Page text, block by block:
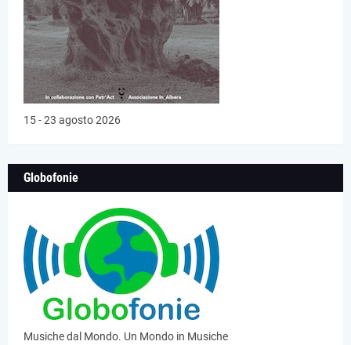
15 - 23 agosto 2026
Globofonie
Musiche dal Mondo. Un Mondo in Musiche